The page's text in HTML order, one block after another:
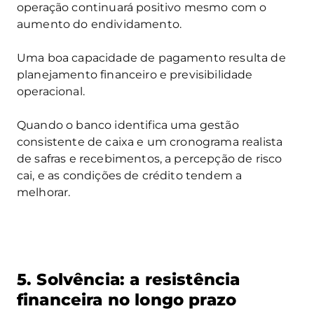
operação continuará positivo mesmo com o
aumento do endividamento.
Uma boa capacidade de pagamento resulta de
planejamento financeiro e previsibilidade
operacional.
Quando o banco identifica uma gestão
consistente de caixa e um cronograma realista
de safras e recebimentos, a percepção de risco
cai, e as condições de crédito tendem a
melhorar.
5. Solvência: a resistência
financeira no longo prazo